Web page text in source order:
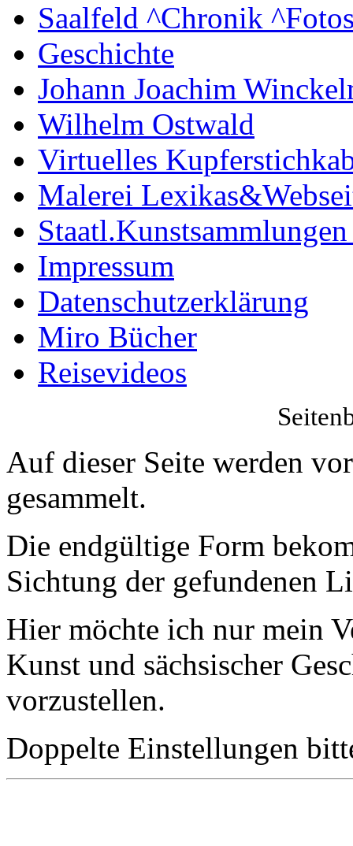
Saalfeld ^Chronik
Geschichte
Johann Joachim
Wilhelm Ostwald
Virtuelles
Malerei
Impressum
Datenschutzerklärung
Miro Bücher
Reisevideos
Auf dieser Seite werden
gesammelt.
Die endgültige Form
Sichtung der gefundenen
Hier möchte ich nur mein
Kunst und sächsischer
vorzustellen.
Doppelte Einstellungen